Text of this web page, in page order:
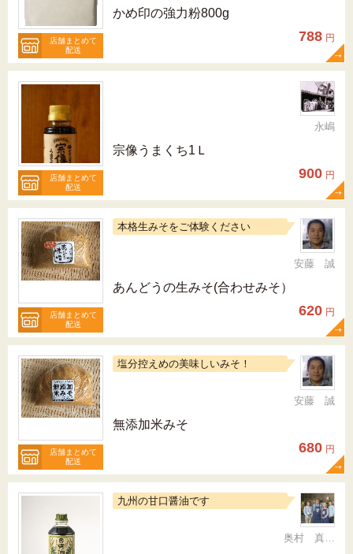
店舗まとめて
配送
かめ印の強力粉800g
788 円
店舗まとめて
配送
永嶋
宗像うまくち1Ｌ
900 円
店舗まとめて
配送
本格生みそをご体験ください
安藤 誠
あんどうの生みそ(合わせみそ）
620 円
店舗まとめて
配送
塩分控えめの美味しいみそ！
安藤 誠
無添加米みそ
680 円
九州の甘口醤油です
奥村 真（ちか）